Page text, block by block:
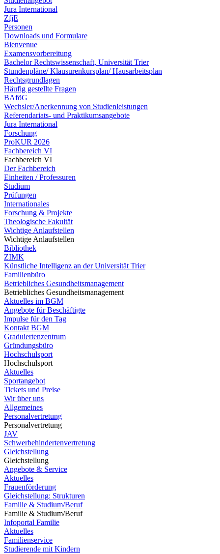
Jura International
ZfjE
Personen
Downloads und Formulare
Bienvenue
Examensvorbereitung
Bachelor Rechtswissenschaft, Universität Trier
Stundenpläne/ Klausurenkursplan/ Hausarbeitsplan
Rechtsgrundlagen
Häufig gestellte Fragen
BAföG
Wechsler/Anerkennung von Studienleistungen
Referendariats- und Praktikumsangebote
Jura International
Forschung
ProKUR 2026
Fachbereich VI
Fachbereich VI
Der Fachbereich
Einheiten / Professuren
Studium
Prüfungen
Internationales
Forschung & Projekte
Theologische Fakultät
Wichtige Anlaufstellen
Wichtige Anlaufstellen
Bibliothek
ZIMK
Künstliche Intelligenz an der Universität Trier
Familienbüro
Betriebliches Gesundheitsmanagement
Betriebliches Gesundheitsmanagement
Aktuelles im BGM
Angebote für Beschäftigte
Impulse für den Tag
Kontakt BGM
Graduiertenzentrum
Gründungsbüro
Hochschulsport
Hochschulsport
Aktuelles
Sportangebot
Tickets und Preise
Wir über uns
Allgemeines
Personalvertretung
Personalvertretung
JAV
Schwerbehindertenvertretung
Gleichstellung
Gleichstellung
Angebote & Service
Aktuelles
Frauenförderung
Gleichstellung: Strukturen
Familie & Studium/Beruf
Familie & Studium/Beruf
Infoportal Familie
Aktuelles
Familienservice
Studierende mit Kindern